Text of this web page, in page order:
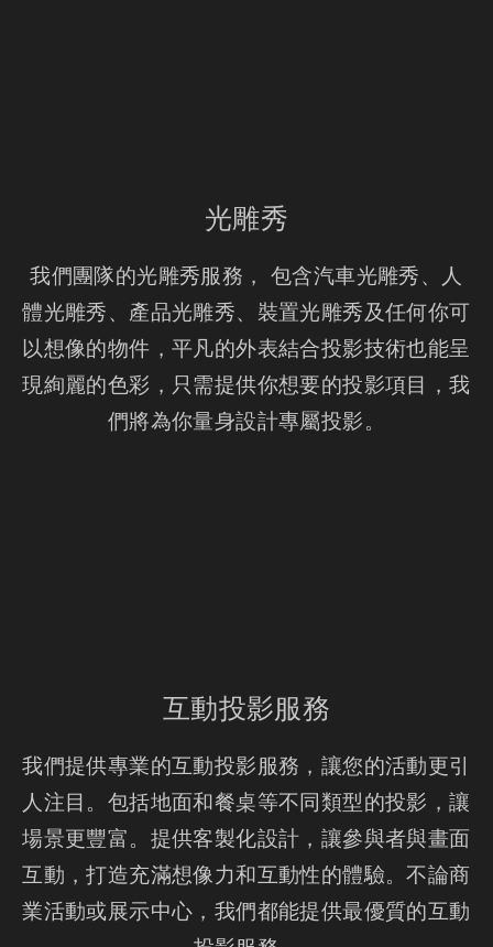
光雕秀
我們團隊的光雕秀服務， 包含汽車光雕秀、人
體光雕秀、產品光雕秀、裝置光雕秀及任何你可
以想像的物件，平凡的外表結合投影技術也能呈
現絢麗的色彩，只需提供你想要的投影項目，我
們將為你量身設計專屬投影。
互動投影服務
我們提供專業的互動投影服務，讓您的活動更引
人注目。包括地面和餐桌等不同類型的投影，讓
場景更豐富。提供客製化設計，讓參與者與畫面
互動，打造充滿想像力和互動性的體驗。不論商
業活動或展示中心，我們都能提供最優質的互動